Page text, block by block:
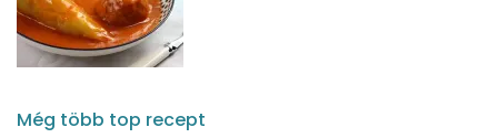
Még több top recept